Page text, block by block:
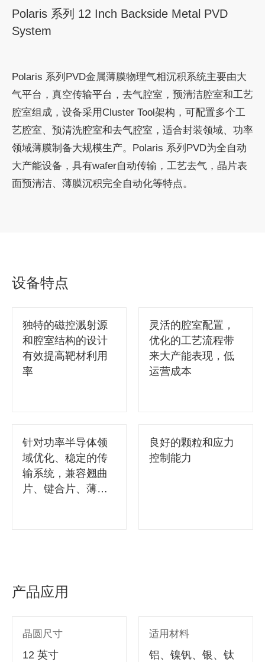
Polaris 系列 12 Inch Backside Metal PVD
System
Polaris 系列PVD金属薄膜物理气相沉积系统主要由大
气平台，真空传输平台，去气腔室，预清洁腔室和工艺
腔室组成，设备采用Cluster Tool架构，可配置多个工
艺腔室、预清洗腔室和去气腔室，适合封装领域、功率
领域薄膜制备大规模生产。Polaris 系列PVD为全自动
大产能设备，具有wafer自动传输，工艺去气，晶片表
面预清洁、薄膜沉积完全自动化等特点。
设备特点
独特的磁控溅射源
和腔室结构的设计
有效提高靶材利用
率
灵活的腔室配置，
优化的工艺流程带
来大产能表现，低
运营成本
针对功率半导体领
域优化、稳定的传
输系统，兼容翘曲
片、键合片、薄片
良好的颗粒和应力
控制能力
产品应用
晶圆尺寸
12 英寸
适用材料
铝、镍钒、银、钛